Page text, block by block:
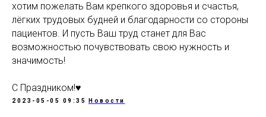
хотим пожелать Вам крепкого здоровья и счастья,
лёгких трудовых будней и благодарности со стороны
пациентов. И пусть Ваш труд станет для Вас
возможностью почувствовать свою нужность и
значимость!
С Праздником!♥️
2023-05-05 09:35 Новости